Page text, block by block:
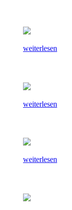
weiterlesen
weiterlesen
weiterlesen